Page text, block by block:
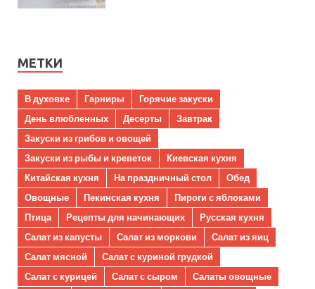
МЕТКИ
В духовке Гарниры
Горячие закуски
День влюбленных
Десерты
Завтрак
Закуски из грибов и овощей
Закуски из рыбы и креветок
Киевская кухня
Китайская кухня
На праздничный стол
Обед
Овощные
Пекинская кухня
Пироги с яблоками
Птица
Рецепты для начинающих
Русская кухня
Салат из капусты
Салат из моркови
Салат из яиц
Салат мясной
Салат с куриной грудкой
Салат с курицей
Салат с сыром
Салаты овощные